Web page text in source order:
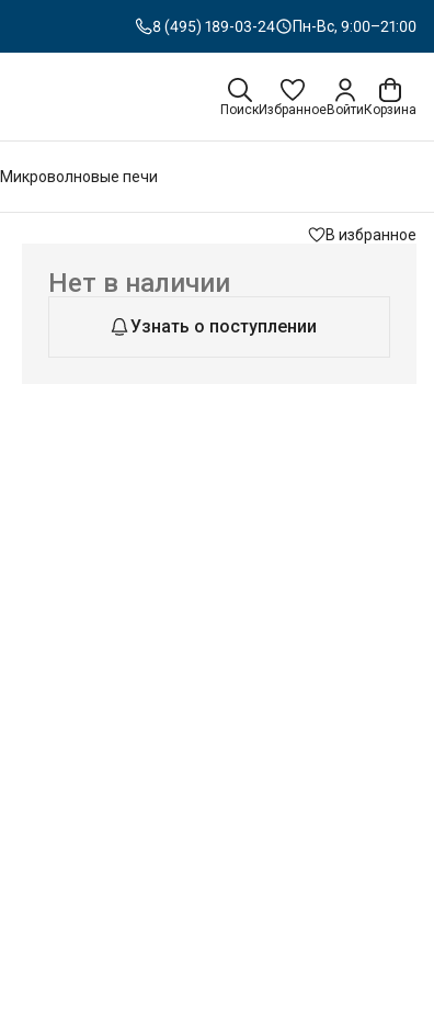
8 (495) 189-03-24 Пн-Вс, 9:00–21:00
ПоискИзбранноеВойти Корзина
Микроволновые печи
В избранное
Нет в наличии
Узнать о поступлении